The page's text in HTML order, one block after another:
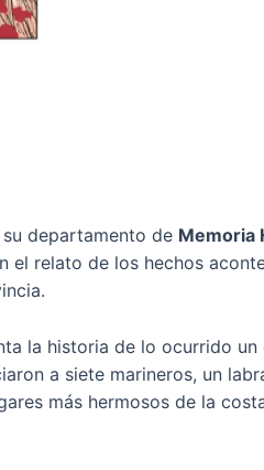
departamento de Memoria
el relato de los hechos
la historia de lo ocurrido
a siete marineros, un
más hermosos de la